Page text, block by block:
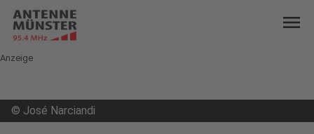
menu
Anzeige
© José Narciandi